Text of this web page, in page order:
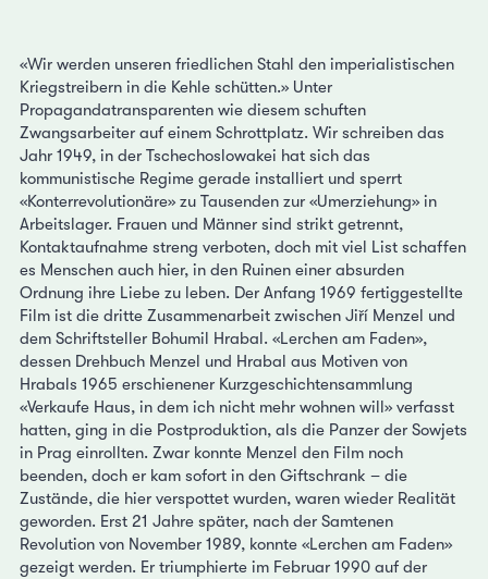
«Wir werden unseren friedlichen Stahl den imperialistischen
Kriegstreibern in die Kehle schütten.» Unter
Propagandatransparenten wie diesem schuften
Zwangsarbeiter auf einem Schrottplatz. Wir schreiben das
Jahr 1949, in der Tschechoslowakei hat sich das
kommunistische Regime gerade installiert und sperrt
«Konterrevolutionäre» zu Tausenden zur «Umerziehung» in
Arbeitslager. Frauen und Männer sind strikt getrennt,
Kontaktaufnahme streng verboten, doch mit viel List schaffen
es Menschen auch hier, in den Ruinen einer absurden
Ordnung ihre Liebe zu leben. Der Anfang 1969 fertiggestellte
Film ist die dritte Zusammenarbeit zwischen Jiří Menzel und
dem Schriftsteller Bohumil Hrabal. «Lerchen am Faden»,
dessen Drehbuch Menzel und Hrabal aus Motiven von
Hrabals 1965 erschienener Kurzgeschichtensammlung
«Verkaufe Haus, in dem ich nicht mehr wohnen will» verfasst
hatten, ging in die Postproduktion, als die Panzer der Sowjets
in Prag einrollten. Zwar konnte Menzel den Film noch
beenden, doch er kam sofort in den Giftschrank – die
Zustände, die hier verspottet wurden, waren wieder Realität
geworden. Erst 21 Jahre später, nach der Samtenen
Revolution von November 1989, konnte «Lerchen am Faden»
gezeigt werden. Er triumphierte im Februar 1990 auf der